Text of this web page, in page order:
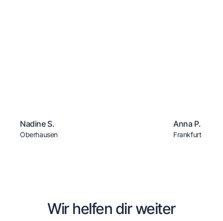
Nadine S.
Oberhausen
Anna P.
Frankfurt
Wir helfen dir weiter